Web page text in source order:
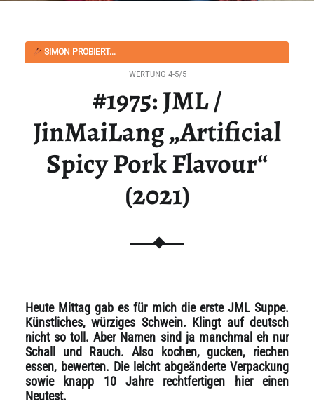
SIMON PROBIERT...
#1975: JML /
JinMaiLang „Artificial
Spicy Pork Flavour“
(2021)
WERTUNG 4-5/5
Heute Mittag gab es für mich die erste JML Suppe.
Künstliches, würziges Schwein. Klingt auf deutsch
nicht so toll. Aber Namen sind ja manchmal eh nur
Schall und Rauch. Also kochen, gucken, riechen
essen, bewerten. Die leicht abgeänderte Verpackung
sowie knapp 10 Jahre rechtfertigen hier einen
Neutest.